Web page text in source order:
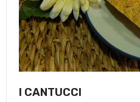
I CANTUCCI